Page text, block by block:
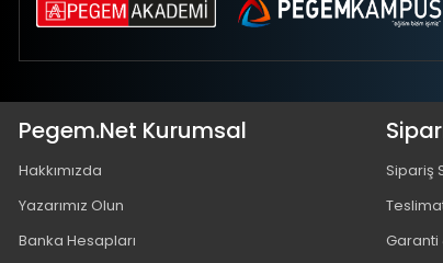
Pegem.Net Kurumsal
Hakkımızda
Yazarımız Olun
Banka Hesapları
Sipariş
Garanti